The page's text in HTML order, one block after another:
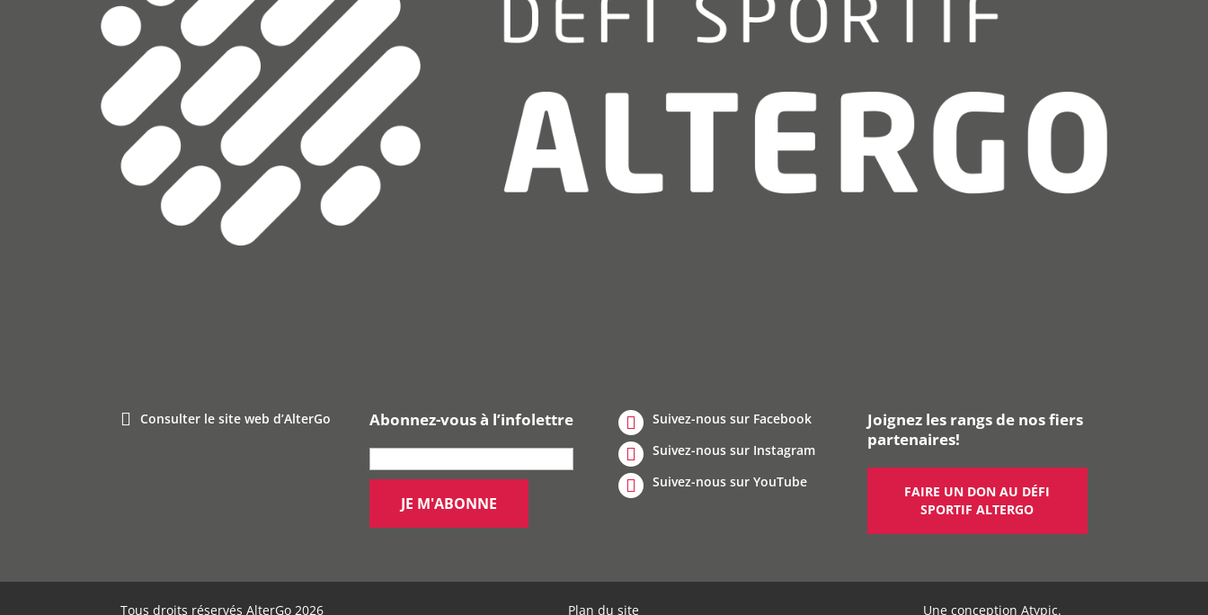
Consulter le site web d’AlterGo Abonnez-vous à l’infolettre
Suivez-nous sur Facebook
Suivez-nous sur Instagram
Suivez-nous sur YouTube
Joignez les rangs de nos fiers
partenaires!
FAIRE UN DON AU DÉFI
SPORTIF ALTERGO
Tous droits réservés AlterGo 2026 Plan du site Une conception Atypic.